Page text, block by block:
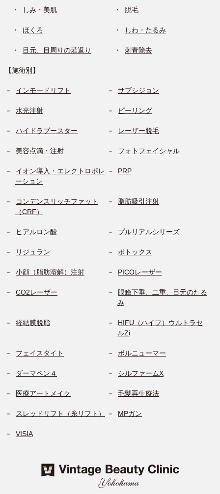
しみ・美肌 脱毛
ほくろ しわ・たるみ
目元、目周りの若返り 刺青除去
【施術別】
インモードリフト サブシジョン
水光注射 ピーリング
ハイドラブースター レーザー脱毛
美容点滴・注射 フォトフェイシャル
イオン導入・エレクトロポレ
ーション
PRP
コンデンスリッチファット
（CRF）
脂肪吸引注射
ヒアルロン酸 プルリアルシリーズ
リジュラン ボトックス
小顔（脂肪溶解）注射 PICOレーザー
CO2レーザー
眼瞼下垂、二重、目元のたる
み
経結膜脱脂
HIFU（ハイフ）ウルトラセ
ルZi
フェイスタイト ボルニューマー
ダーマペン４ シルファームX
医療アートメイク 毛髪再生療法
スレッドリフト（糸リフト） MPガン
VISIA